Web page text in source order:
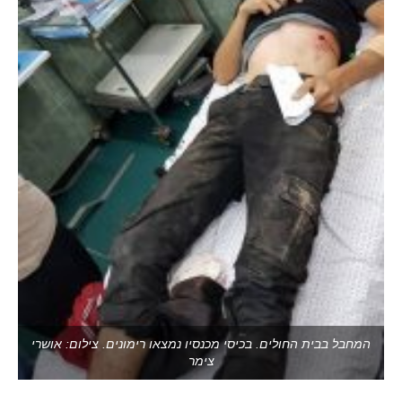
המחבל בבית החולים. בכיסי מכנסיו נמצאו רימונים. צילום: אושרי
צימר